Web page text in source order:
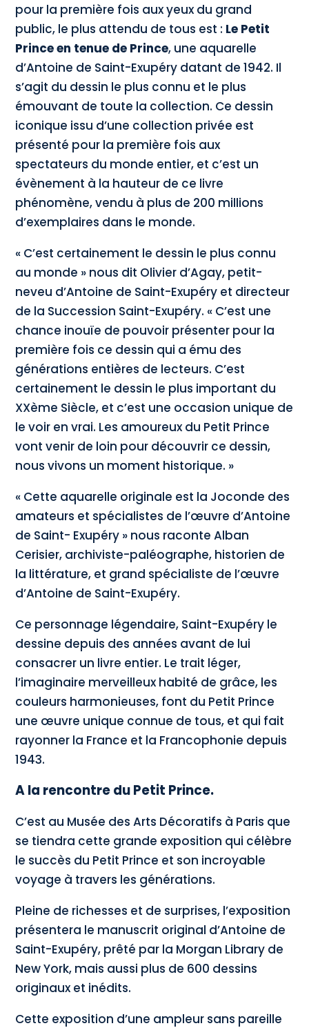
pour la première fois aux yeux du grand
public, le plus attendu de tous est : Le Petit
Prince en tenue de Prince, une aquarelle
d’Antoine de Saint-Exupéry datant de 1942. Il
s’agit du dessin le plus connu et le plus
émouvant de toute la collection. Ce dessin
iconique issu d’une collection privée est
présenté pour la première fois aux
spectateurs du monde entier, et c’est un
évènement à la hauteur de ce livre
phénomène, vendu à plus de 200 millions
d’exemplaires dans le monde.
« C’est certainement le dessin le plus connu
au monde » nous dit Olivier d’Agay, petit-
neveu d’Antoine de Saint-Exupéry et directeur
de la Succession Saint-Exupéry. « C’est une
chance inouïe de pouvoir présenter pour la
première fois ce dessin qui a ému des
générations entières de lecteurs. C’est
certainement le dessin le plus important du
XXème Siècle, et c’est une occasion unique de
le voir en vrai. Les amoureux du Petit Prince
vont venir de loin pour découvrir ce dessin,
nous vivons un moment historique. »
« Cette aquarelle originale est la Joconde des
amateurs et spécialistes de l’œuvre d’Antoine
de Saint- Exupéry » nous raconte Alban
Cerisier, archiviste-paléographe, historien de
la littérature, et grand spécialiste de l’œuvre
d’Antoine de Saint-Exupéry.
Ce personnage légendaire, Saint-Exupéry le
dessine depuis des années avant de lui
consacrer un livre entier. Le trait léger,
l’imaginaire merveilleux habité de grâce, les
couleurs harmonieuses, font du Petit Prince
une œuvre unique connue de tous, et qui fait
rayonner la France et la Francophonie depuis
1943.
A la rencontre du Petit Prince.
C’est au Musée des Arts Décoratifs à Paris que
se tiendra cette grande exposition qui célèbre
le succès du Petit Prince et son incroyable
voyage à travers les générations.
Pleine de richesses et de surprises, l’exposition
présentera le manuscrit original d’Antoine de
Saint-Exupéry, prêté par la Morgan Library de
New York, mais aussi plus de 600 dessins
originaux et inédits.
Cette exposition d’une ampleur sans pareille